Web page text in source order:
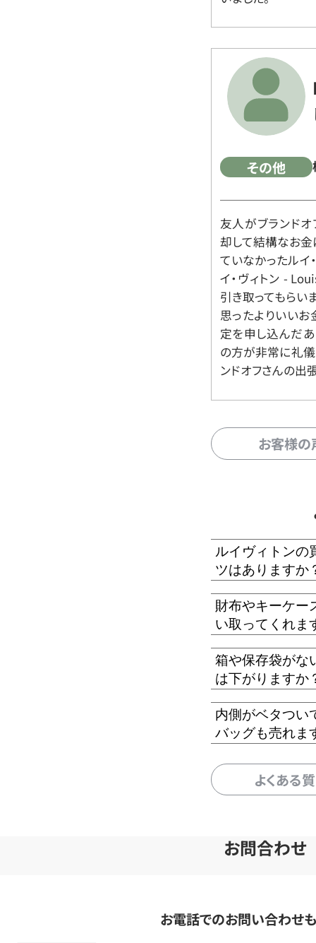
その他
友人がブランド
却して結構なお金
ていなかったルイ
イ・ヴィトン -
引き取ってもらい
思ったよりいいお
定を申し込んだ
の方が非常に礼儀
ンドオフさんの出
お客様
ルイヴィトンの
ツはありますか
財布やキーケー
い取ってくれま
箱や保存袋がな
は下がりますか
内側がベタつい
バッグも売れま
よくある
お問合わせ
お電話でのお問い合わせ